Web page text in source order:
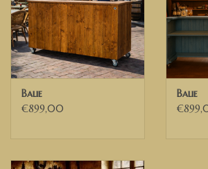
Hockers & Terrastafels
Opbergkisten
Blog
Balie
€899,00
Balie